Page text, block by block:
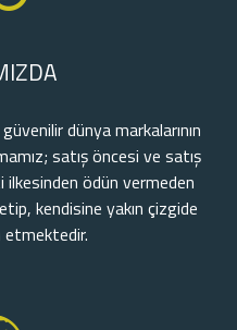
dünya markalarının
satış öncesi ve satış
ödün vermeden
kendisine yakın çizgide
etmektedir.